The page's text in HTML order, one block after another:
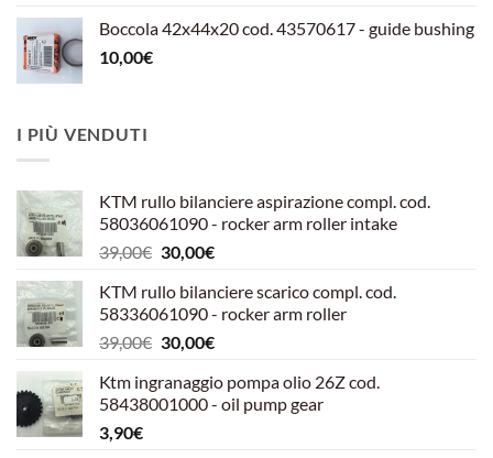
Boccola 42x44x20 cod. 43570617 - guide bushing
10,00€
I PIÙ VENDUTI
KTM rullo bilanciere aspirazione compl. cod.
58036061090 - rocker arm roller intake
39,00€ Il
originale
era:
39,00€.
30,00€Il
attuale
è:
30,00€.
KTM rullo bilanciere scarico compl. cod.
58336061090 - rocker arm roller
39,00€ Il
originale
era:
30,00€Il
attuale
è:
Ktm ingranaggio pompa olio 26Z cod.
58438001000 - oil pump gear
3,90€